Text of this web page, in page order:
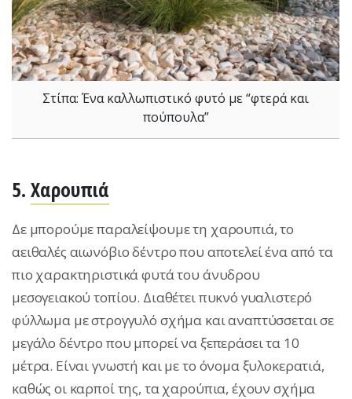
Στίπα: Ένα καλλωπιστικό φυτό με “φτερά και
πούπουλα”
5. Χαρουπιά
Δε μπορούμε παραλείψουμε τη χαρουπιά, το
αειθαλές αιωνόβιο δέντρο που αποτελεί ένα από τα
πιο χαρακτηριστικά φυτά του άνυδρου
μεσογειακού τοπίου. Διαθέτει πυκνό γυαλιστερό
φύλλωμα με στρογγυλό σχήμα και αναπτύσσεται σε
μεγάλο δέντρο που μπορεί να ξεπεράσει τα 10
μέτρα. Είναι γνωστή και με το όνομα ξυλοκερατιά,
καθώς οι καρποί της, τα χαρούπια, έχουν σχήμα